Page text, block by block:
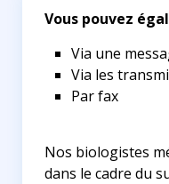
Vous pouvez
Via une
Via les
Par fax
Nos biologistes
dans le cadre du